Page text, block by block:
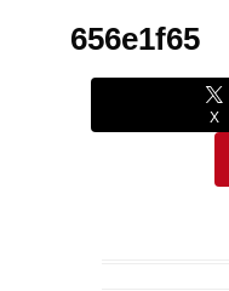
656e1f65
X